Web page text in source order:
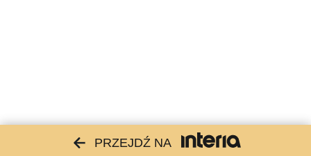
PRZEJDŹ NA